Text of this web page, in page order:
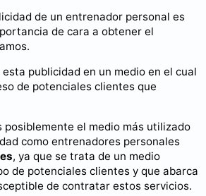
de un entrenador personal es
de cara a obtener el
publicidad en un medio en el cual
de potenciales clientes que
posiblemente el medio más utilizado
como entrenadores personales
, ya que se trata de un medio
de potenciales clientes y que abarca
de contratar estos servicios.